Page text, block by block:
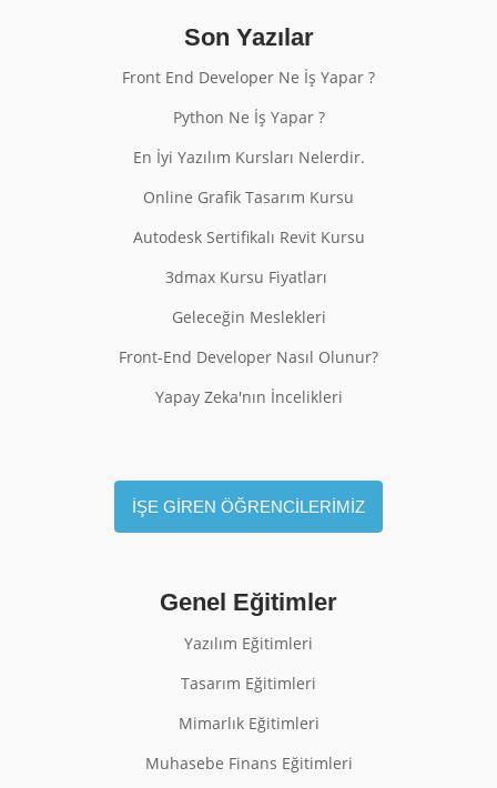
Son Yazılar
Front End Developer Ne İş Yapar ?
Python Ne İş Yapar ?
En İyi Yazılım Kursları Nelerdir.
Online Grafik Tasarım Kursu
Autodesk Sertifikalı Revit Kursu
3dmax Kursu Fiyatları
Geleceğin Meslekleri
Front-End Developer Nasıl Olunur?
Yapay Zeka'nın İncelikleri
İŞE GİREN ÖĞRENCİLERİMİZ
Genel Eğitimler
Yazılım Eğitimleri
Tasarım Eğitimleri
Mimarlık Eğitimleri
Muhasebe Finans Eğitimleri